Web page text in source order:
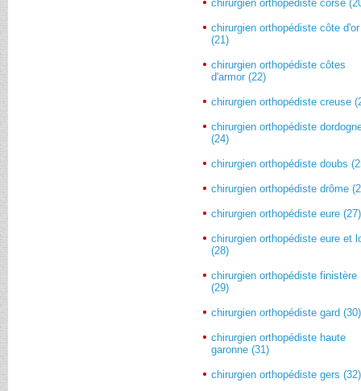
chirurgien orthopédiste corse
chirurgien orthopédiste côte d'or
(21)
chirurgien orthopédiste côtes
d'armor (22)
chirurgien orthopédiste creuse
chirurgien orthopédiste
(24)
chirurgien orthopédiste doubs
chirurgien orthopédiste drôme
chirurgien orthopédiste eure (27)
chirurgien orthopédiste eure et
(28)
chirurgien orthopédiste finistère
(29)
chirurgien orthopédiste gard (30)
chirurgien orthopédiste haute
garonne (31)
chirurgien orthopédiste gers (32)